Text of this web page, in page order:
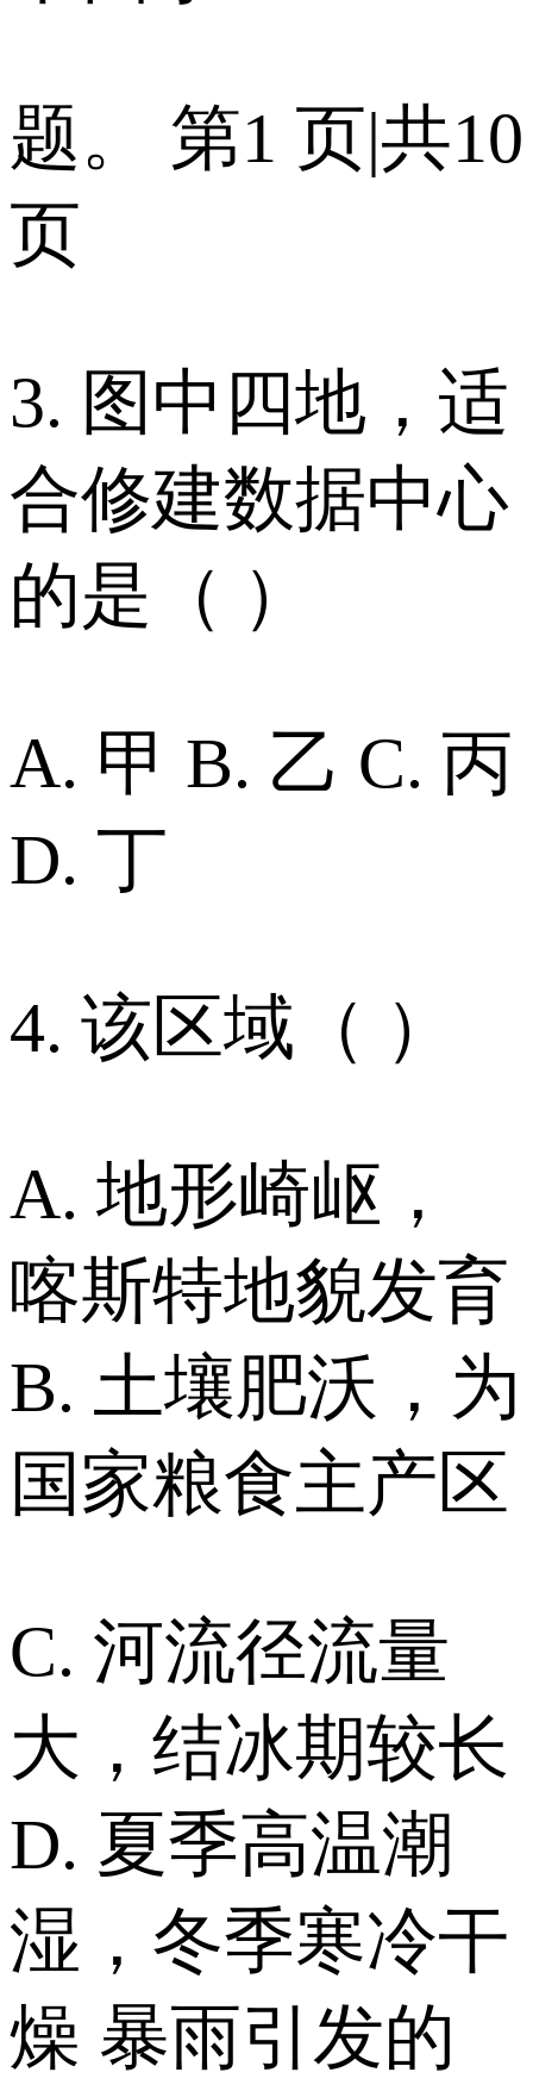
题。 第1 页|共10
页
3. 图中四地，适
合修建数据中心
的是（ ）
A. 甲 B. 乙 C. 丙
D. 丁
4. 该区域（ ）
A. 地形崎岖，
喀斯特地貌发育
B. 土壤肥沃，为
国家粮食主产区
C. 河流径流量
大，结冰期较长
D. 夏季高温潮
湿，冬季寒冷干
燥 暴雨引发的